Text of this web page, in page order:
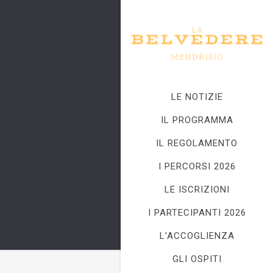
LE NOTIZIE
IL PROGRAMMA
IL REGOLAMENTO
I PERCORSI 2026
LE ISCRIZIONI
I PARTECIPANTI 2026
L’ACCOGLIENZA
GLI OSPITI